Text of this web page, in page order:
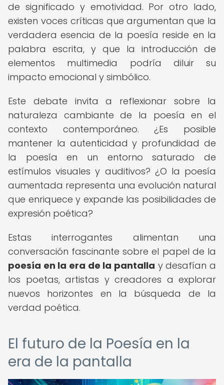
de significado y emotividad. Por otro lado,
existen voces críticas que argumentan que la
verdadera esencia de la poesía reside en la
palabra escrita, y que la introducción de
elementos multimedia podría diluir su
impacto emocional y simbólico.
Este debate invita a reflexionar sobre la
naturaleza cambiante de la poesía en el
contexto contemporáneo. ¿Es posible
mantener la autenticidad y profundidad de
la poesía en un entorno saturado de
estímulos visuales y auditivos? ¿O la poesía
aumentada representa una evolución natural
que enriquece y expande las posibilidades de
expresión poética?
Estas interrogantes alimentan una
conversación fascinante sobre el papel de la
poesía en la era de la pantalla y desafían a
los poetas, artistas y creadores a explorar
nuevos horizontes en la búsqueda de la
verdad poética.
El futuro de la Poesía en la
era de la pantalla